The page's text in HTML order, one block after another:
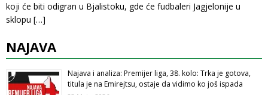
koji će biti odigran u Bjalistoku, gde će fudbaleri Jagjelonije u
sklopu […]
NAJAVA
Najava i analiza: Premijer liga, 38. kolo: Trka je gotova,
titula je na Emirejtsu, ostaje da vidimo ko još ispada